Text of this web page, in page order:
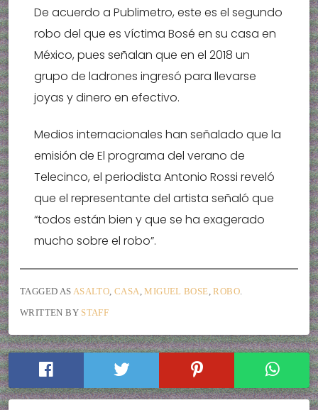
De acuerdo a Publimetro, este es el segundo
robo del que es víctima Bosé en su casa en
México, pues señalan que en el 2018 un
grupo de ladrones ingresó para llevarse
joyas y dinero en efectivo.
Medios internacionales han señalado que la
emisión de El programa del verano de
Telecinco, el periodista Antonio Rossi reveló
que el representante del artista señaló que
“todos están bien y que se ha exagerado
mucho sobre el robo”.
TAGGED AS ASALTO ,CASA ,MIGUEL BOSE ,ROBO
WRITTEN BY STAFF